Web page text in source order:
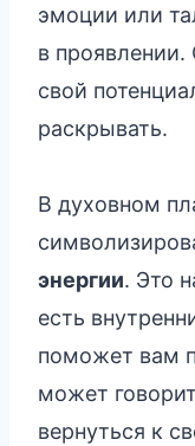
эмоции или
в проявлении.
свой
раскрывать.
В духовном
энергии. Это
есть
поможет вам
может
вернуться к